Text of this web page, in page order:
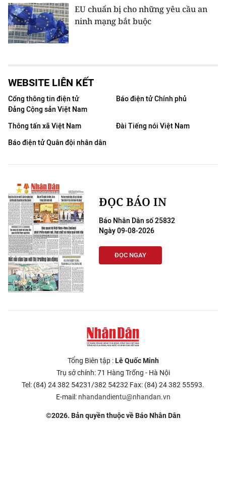
EU chuẩn bị cho những yêu cầu an
ninh mạng bắt buộc
WEBSITE LIÊN KẾT
Cổng thông tin điện tử
Đảng Cộng sản Việt Nam
Báo điện tử Chính phủ
Thông tấn xã Việt Nam
Đài Tiếng nói Việt Nam
Báo điện tử Quân đội nhân dân
ĐỌC BÁO IN
Báo Nhân Dân số 25832
Ngày 09-08-2026
ĐỌC NGAY
Tổng Biên tập :Lê Quốc Minh
Trụ sở chính: 71 Hàng Trống - Hà Nội
Tel: (84) 24 382 54231/382 54232 Fax: (84) 24 382 55593.
E-mail: nhandandientu@nhandan.vn
©2026. Bản quyền thuộc về Báo Nhân Dân